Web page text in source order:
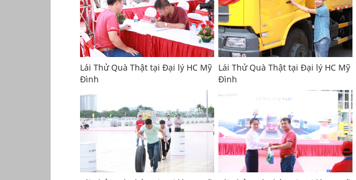
Lái Thử Quà Thật tại Đại lý HC Mỹ
Đình
Lái Thử Quà Thật tại Đại lý HC Mỹ
Đình